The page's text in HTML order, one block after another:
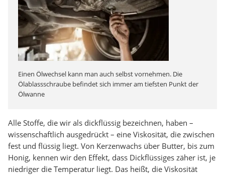
Einen Ölwechsel kann man auch selbst vornehmen. Die
Ölablassschraube befindet sich immer am tiefsten Punkt der
Ölwanne
Alle Stoffe, die wir als dickflüssig bezeichnen, haben –
wissenschaftlich ausgedrückt – eine Viskosität, die zwischen
fest und flüssig liegt. Von Kerzenwachs über Butter, bis zum
Honig, kennen wir den Effekt, dass Dickflüssiges zäher ist, je
niedriger die Temperatur liegt. Das heißt, die Viskosität